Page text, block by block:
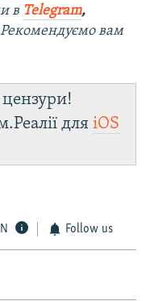
в Telegram,
вам
для iOS
Follow us